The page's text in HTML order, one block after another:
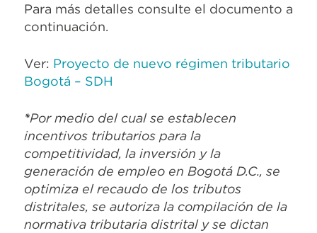
Para más detalles consulte el documento a
continuación.
Ver: Proyecto de nuevo régimen tributario
Bogotá – SDH
*Por medio del cual se establecen
incentivos tributarios para la
competitividad, la inversión y la
generación de empleo en Bogotá D.C., se
optimiza el recaudo de los tributos
distritales, se autoriza la compilación de la
normativa tributaria distrital y se dictan